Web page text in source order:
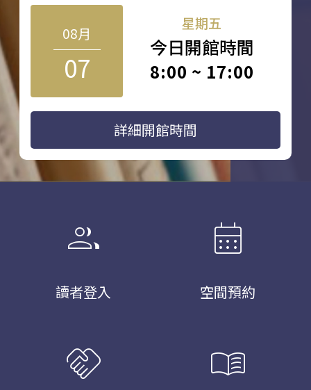
08月
07
星期五
今日開館時間
8:00 ~ 17:00
詳細開館時間
group
讀者登入
calendar_month
空間預約
handshake menu_book